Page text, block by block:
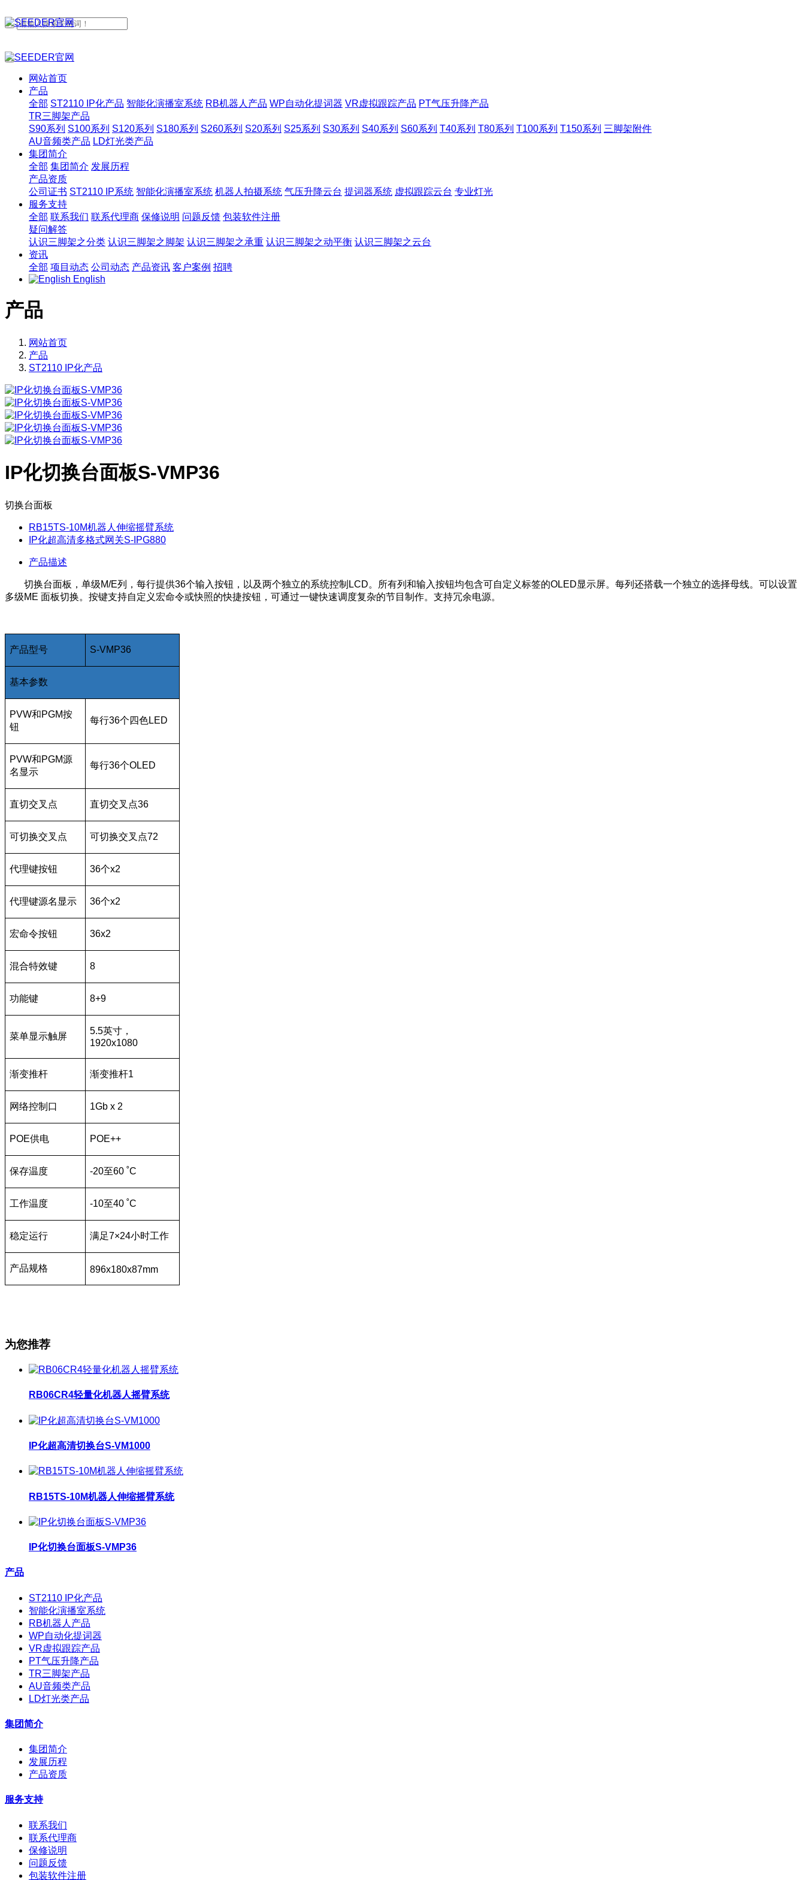
网站首页
产品
全部 ST2110 IP化产品 智能化演播室系统 RB机器人产品 WP自动化提词器 VR虚拟跟踪产品 PT气压升降产品
TR三脚架产品
S90系列 S100系列 S120系列 S180系列 S260系列 S20系列 S25系列 S30系列 S40系列 S60系列 T40系列 T80系列 T100系列 T150系列 三脚架附件
AU音频类产品 LD灯光类产品
集团简介
全部 集团简介 发展历程
产品资质
公司证书 ST2110 IP系统 智能化演播室系统 机器人拍摄系统 气压升降云台 提词器系统 虚拟跟踪云台 专业灯光
服务支持
全部 联系我们 联系代理商 保修说明 问题反馈 包装软件注册
疑问解答
认识三脚架之分类 认识三脚架之脚架 认识三脚架之承重 认识三脚架之动平衡 认识三脚架之云台
资讯
全部 项目动态 公司动态 产品资讯 客户案例 招聘
English
产品
网站首页
产品
ST2110 IP化产品
IP化切换台面板S-VMP36
切换台面板
RB15TS-10M机器人伸缩摇臂系统
IP化超高清多格式网关S-IPG880
产品描述
切换台面板，单级M/E列，每行提供36个输入按钮，以及两个独立的系统控制LCD。所有列和输入按钮均包含可自定义标签的OLED显示屏。每列还搭载一个独立的选择母线。可以设置
多级ME 面板切换。按键支持自定义宏命令或快照的快捷按钮，可通过一键快速调度复杂的节目制作。支持冗余电源。
产品型号 S-VMP36
基本参数
PVW和PGM按
钮
每行36个四色LED
PVW和PGM源
名显示
每行36个OLED
直切交叉点 直切交叉点36
可切换交叉点 可切换交叉点72
代理键按钮 36个x2
代理键源名显示 36个x2
宏命令按钮 36x2
混合特效键 8
功能键 8+9
菜单显示触屏
5.5英寸，
1920x1080
渐变推杆 渐变推杆1
网络控制口 1Gb x 2
POE供电 POE++
保存温度 -20至60 ˚C
工作温度 -10至40 ˚C
稳定运行 满足7×24小时工作
产品规格 896x180x87mm
为您推荐
RB06CR4轻量化机器人摇臂系统
IP化超高清切换台S-VM1000
RB15TS-10M机器人伸缩摇臂系统
IP化切换台面板S-VMP36
产品
ST2110 IP化产品
智能化演播室系统
RB机器人产品
WP自动化提词器
VR虚拟跟踪产品
PT气压升降产品
TR三脚架产品
AU音频类产品
LD灯光类产品
集团简介
集团简介
发展历程
产品资质
服务支持
联系我们
联系代理商
保修说明
问题反馈
包装软件注册